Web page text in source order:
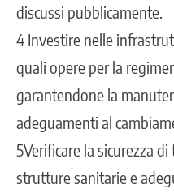
discussi pubblicamente.
4 Investire nelle
quali opere per la
garantendone la
adeguamenti al
5Verificare la sicurezza
strutture sanitarie e